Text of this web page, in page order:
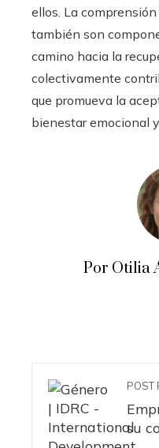
ellos. La
también son
camino hacia la
colectivamente
que promueva la
bienestar emocional
Por Otilia
POST
su